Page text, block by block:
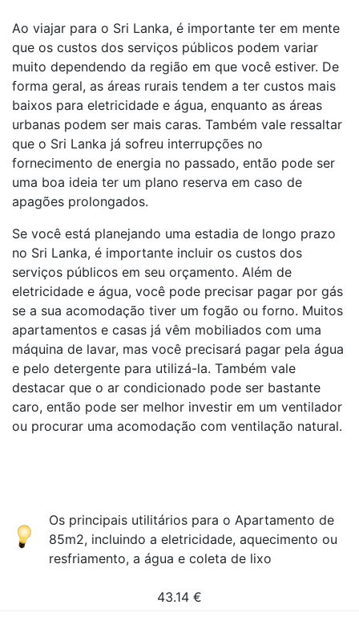
Ao viajar para o Sri Lanka, é importante ter em mente
que os custos dos serviços públicos podem variar
muito dependendo da região em que você estiver. De
forma geral, as áreas rurais tendem a ter custos mais
baixos para eletricidade e água, enquanto as áreas
urbanas podem ser mais caras. Também vale ressaltar
que o Sri Lanka já sofreu interrupções no
fornecimento de energia no passado, então pode ser
uma boa ideia ter um plano reserva em caso de
apagões prolongados.
Se você está planejando uma estadia de longo prazo
no Sri Lanka, é importante incluir os custos dos
serviços públicos em seu orçamento. Além de
eletricidade e água, você pode precisar pagar por gás
se a sua acomodação tiver um fogão ou forno. Muitos
apartamentos e casas já vêm mobiliados com uma
máquina de lavar, mas você precisará pagar pela água
e pelo detergente para utilizá-la. Também vale
destacar que o ar condicionado pode ser bastante
caro, então pode ser melhor investir em um ventilador
ou procurar uma acomodação com ventilação natural.
Os principais utilitários para o Apartamento de
85m2, incluindo a eletricidade, aquecimento ou
resfriamento, a água e coleta de lixo
43.14 €